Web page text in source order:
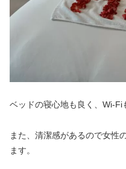
ベッドの寝心地も良く、Wi-Fi
また、清潔感があるので女性
ます。